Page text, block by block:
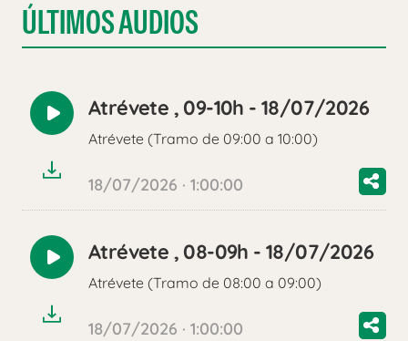
ÚLTIMOS AUDIOS
Reproducir
audio
Atrévete , 09-10h - 18/07/2026
Atrévete (Tramo de 09:00 a 10:00)
18/07/2026 · 1:00:00
Reproducir
audio
Atrévete , 08-09h - 18/07/2026
Atrévete (Tramo de 08:00 a 09:00)
18/07/2026 · 1:00:00